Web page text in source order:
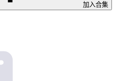
加入合集